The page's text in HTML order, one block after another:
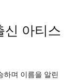
신 아티스
하며 이름을 알린